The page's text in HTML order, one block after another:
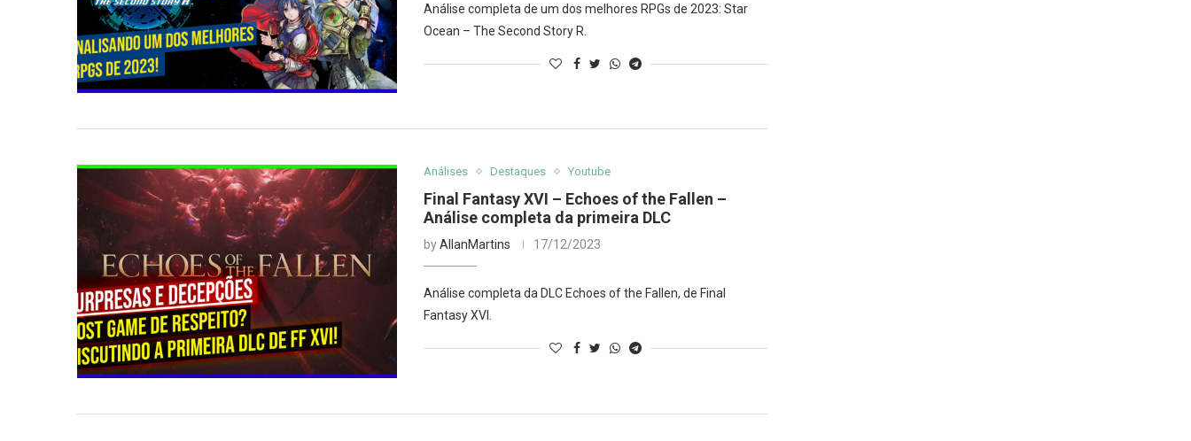
Análise completa de um dos melhores RPGs de 2023: Star
Ocean – The Second Story R.
Análises Destaques Youtube
Final Fantasy XVI – Echoes of the Fallen –
Análise completa da primeira DLC
byAllanMartins 17/12/2023
Análise completa da DLC Echoes of the Fallen, de Final
Fantasy XVI.